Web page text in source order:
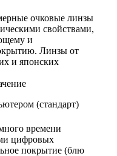
очковые линзы
свойствами,
и
Линзы от
и японских
(стандарт)
времени
цифровых
покрытие (блю